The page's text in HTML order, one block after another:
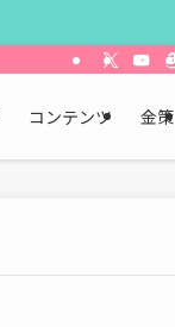
コンテンツ 金策